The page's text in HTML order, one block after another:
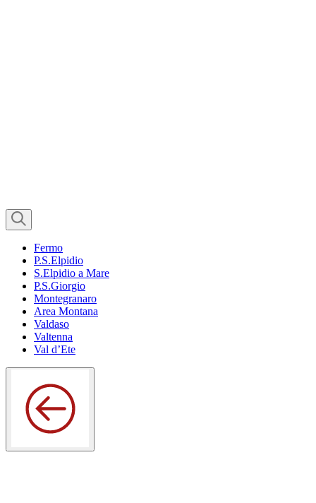
Fermo
P.S.Elpidio
S.Elpidio a Mare
P.S.Giorgio
Montegranaro
Area Montana
Valdaso
Valtenna
Val d’Ete